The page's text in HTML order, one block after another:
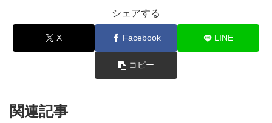
シェアする
X Facebook LINE
コピー
関連記事